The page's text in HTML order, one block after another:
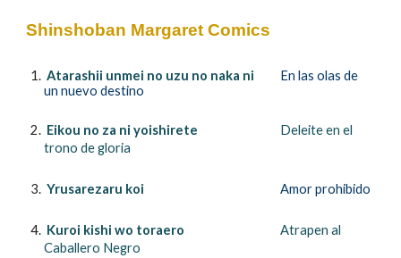
Shinshoban Margaret Comics
Atarashii unmei no uzu no naka ni
En las olas de
un nuevo destino
Eikou no za ni yoishirete
Deleite en el
trono de gloria
Yrusarezaru koi Amor prohibido
Kuroi kishi wo toraero
Atrapen al
Caballero Negro